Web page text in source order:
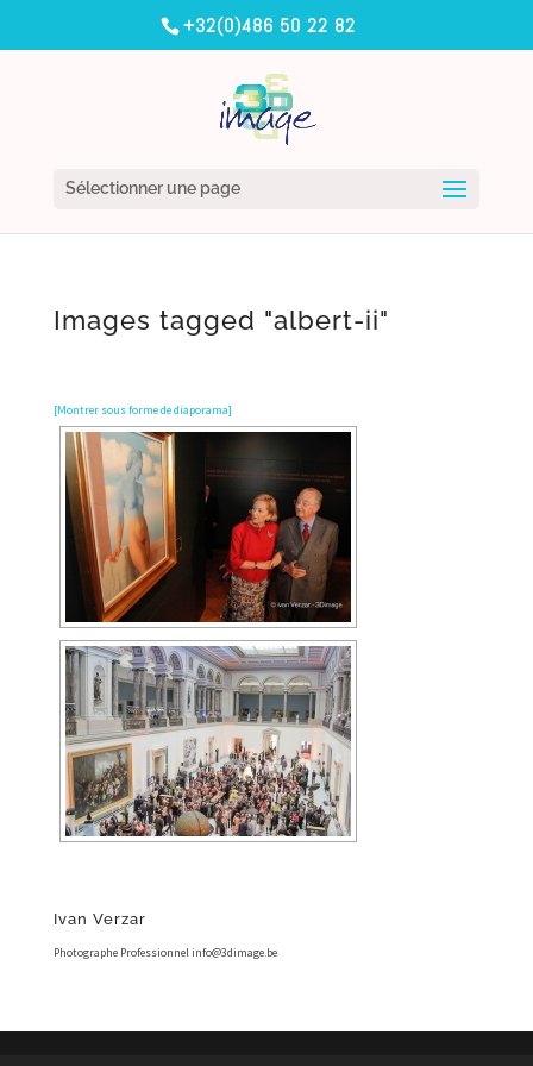
+32(0)486 50 22 82
Sélectionner une page
Images tagged "albert-ii"
[Montrer sous forme de diaporama]
Ivan Verzar
Photographe Professionnel info@3dimage.be